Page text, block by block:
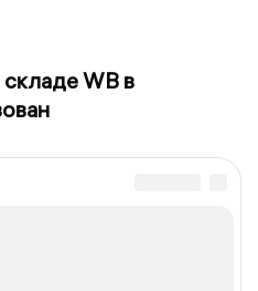
WB в